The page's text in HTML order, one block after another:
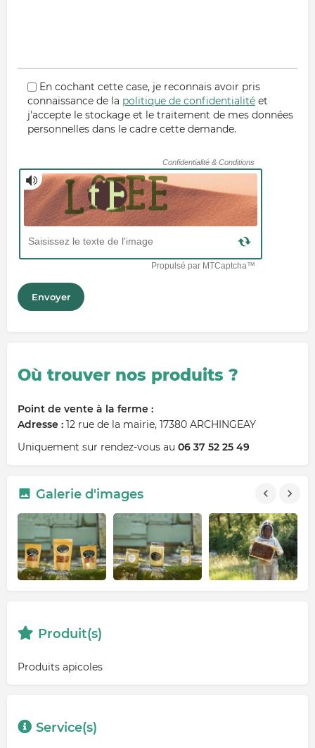
En cochant cette case, je reconnais avoir pris
connaissance de la politique de confidentialité et
j'accepte le stockage et le traitement de mes données
personnelles dans le cadre cette demande.
Où trouver nos produits ?
Point de vente à la ferme :
Adresse : 12 rue de la mairie, 17380 ARCHINGEAY
Uniquement sur rendez-vous au 06 37 52 25 49
Galerie d'images
Produit(s)
Produits apicoles
Service(s)